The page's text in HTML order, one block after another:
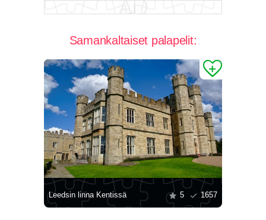
Samankaltaiset palapelit:
Leedsin linna Kentissä 5 1657